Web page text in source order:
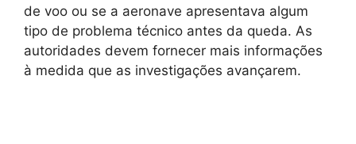
de voo ou se a aeronave apresentava algum
tipo de problema técnico antes da queda. As
autoridades devem fornecer mais informações
à medida que as investigações avançarem.